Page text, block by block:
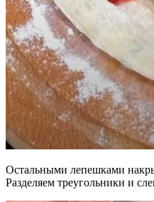
Остальными лепешками
Разделяем треугольники и